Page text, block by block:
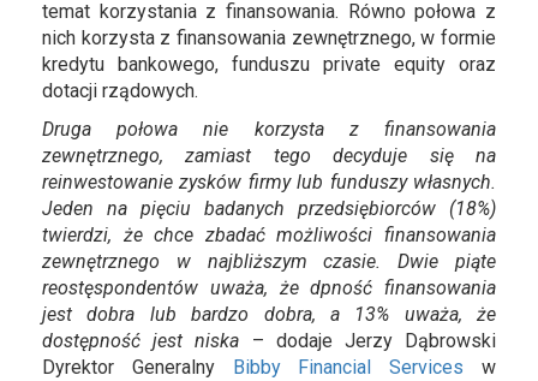
temat korzystania z finansowania. Równo połowa z
nich korzysta z finansowania zewnętrznego, w formie
kredytu bankowego, funduszu private equity oraz
dotacji rządowych.
Druga połowa nie korzysta z finansowania
zewnętrznego, zamiast tego decyduje się na
reinwestowanie zysków firmy lub funduszy własnych.
Jeden na pięciu badanych przedsiębiorców (18%)
twierdzi, że chce zbadać możliwości finansowania
zewnętrznego w najbliższym czasie. Dwie piąte
reostęspondentów uważa, że dpność finansowania
jest dobra lub bardzo dobra, a 13% uważa, że
dostępność jest niska – dodaje Jerzy Dąbrowski
Dyrektor Generalny Bibby Financial Services w